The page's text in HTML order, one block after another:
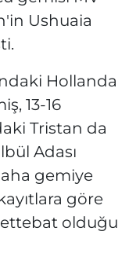
Ushuaia
Hollanda
13-16
Tristan da
Adası
gemiye
göre
olduğu